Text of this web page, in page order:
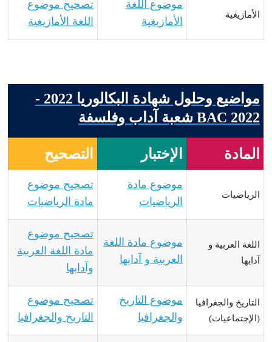
الأمازيغية
موضوع اللغة
الأمازيغية
تصحيح موضوع
اللغة الأمازيغية
مواضيع وحلول شهادة البكالوريا 2022 -
BAC 2022 شعبة آداب وفلسفة
المادة الإختبار التصحيح
الرياضيات
موضوع مادة
الرياضيات
تصحيح موضوع
مادة الرياضيات
اللغة العربية و
آدابها
موضوع مادة اللغة
العربية و آدابها
تصحيح موضوع
مادة اللغة العربية
وآدابها
التاريخ والجغرافيا
(الإجتماعيات)
موضوع التاريخ
والجغرافيا
تصحيح موضوع
التاريخ والجغرافيا